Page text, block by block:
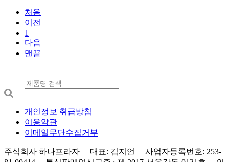
처음
이전
1
다음
맨끝
개인정보 취급방침
이용약관
이메일무단수집거부
주식회사 하나프라자 대표: 김지언 사업자등록번호: 253-